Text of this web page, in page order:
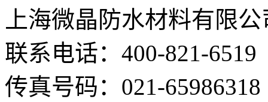
上海微晶防水材料有限公
联系电话：400-821-6519
传真号码：021-65986318